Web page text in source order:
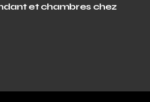
et chambres chez